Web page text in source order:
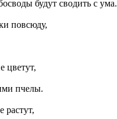
будут сводить с ума.
повсюду,
цветут,
пчелы.
растут,